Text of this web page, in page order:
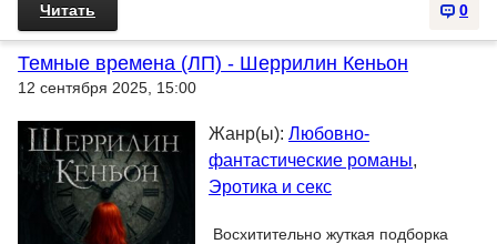
0
Читать
Темные времена (ЛП) - Шеррилин Кеньон
12 сентября 2025, 15:00
Жанр(ы): Любовно-
фантастические романы,
Эротика и секс
Восхитительно жуткая подборка